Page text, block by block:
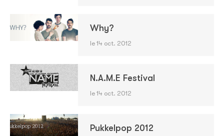
Why?
le 14 oct. 2012
N.A.M.E Festival
le 14 oct. 2012
Pukkelpop 2012